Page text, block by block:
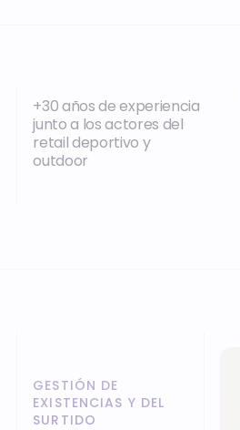
+30 años de experiencia
junto a los actores del
retail deportivo y
outdoor
GESTIÓN DE
EXISTENCIAS Y DEL
SURTIDO